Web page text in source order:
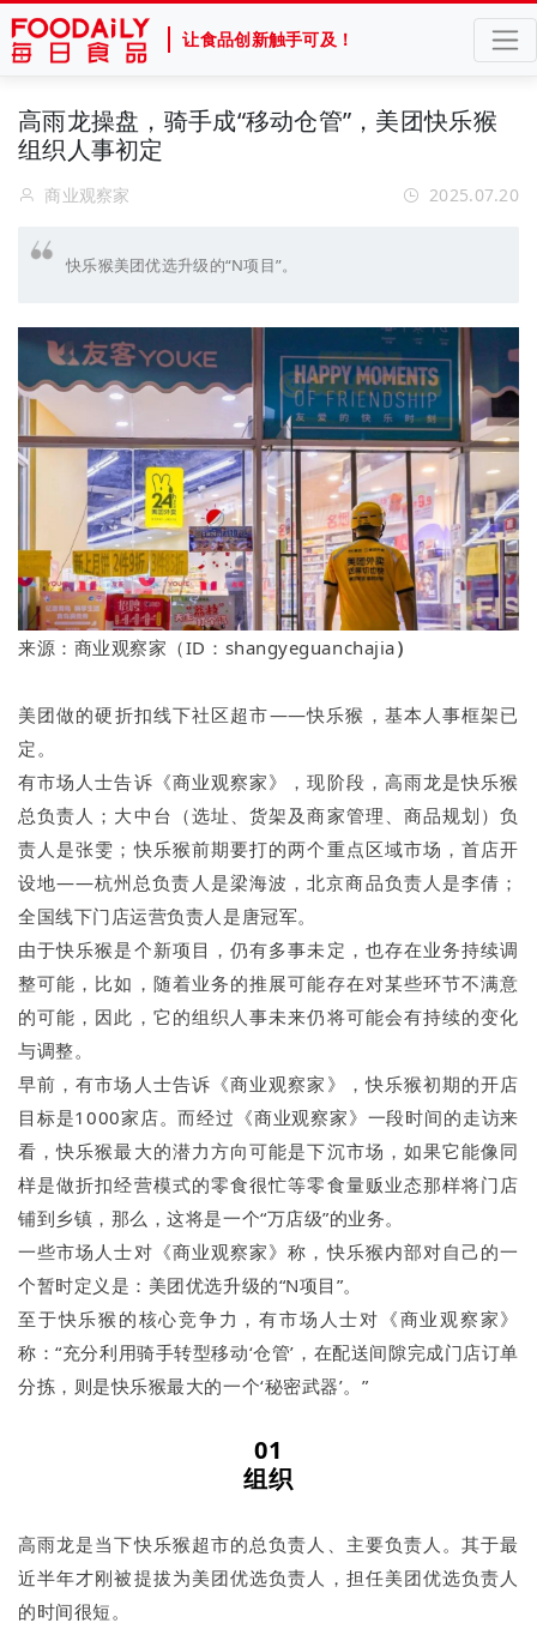
让食品创新触手可及！
高雨龙操盘，骑手成“移动仓管”，美团快乐猴
组织人事初定
商业观察家 2025.07.20
快乐猴美团优选升级的“N项目”。
来源：商业观察家（ID：shangyeguanchajia）
美团做的硬折扣线下社区超市——快乐猴，基本人事框架已
定。
有市场人士告诉《商业观察家》，现阶段，高雨龙是快乐猴
总负责人；大中台（选址、货架及商家管理、商品规划）负
责人是张雯；快乐猴前期要打的两个重点区域市场，首店开
设地——杭州总负责人是梁海波，北京商品负责人是李倩；
全国线下门店运营负责人是唐冠军。
由于快乐猴是个新项目，仍有多事未定，也存在业务持续调
整可能，比如，随着业务的推展可能存在对某些环节不满意
的可能，因此，它的组织人事未来仍将可能会有持续的变化
与调整。
早前，有市场人士告诉《商业观察家》，快乐猴初期的开店
目标是1000家店。而经过《商业观察家》一段时间的走访来
看，快乐猴最大的潜力方向可能是下沉市场，如果它能像同
样是做折扣经营模式的零食很忙等零食量贩业态那样将门店
铺到乡镇，那么，这将是一个“万店级”的业务。
一些市场人士对《商业观察家》称，快乐猴内部对自己的一
个暂时定义是：美团优选升级的“N项目”。
至于快乐猴的核心竞争力，有市场人士对《商业观察家》
称：“充分利用骑手转型移动‘仓管’，在配送间隙完成门店订单
分拣，则是快乐猴最大的一个‘秘密武器’。”
01
组织
高雨龙是当下快乐猴超市的总负责人、主要负责人。其于最
近半年才刚被提拔为美团优选负责人，担任美团优选负责人
的时间很短。